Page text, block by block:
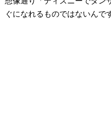
ぐになれるものではないんで